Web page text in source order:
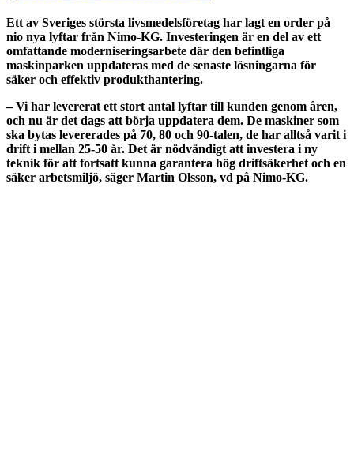
Ett av Sveriges största livsmedelsföretag har lagt en order på
nio nya lyftar från Nimo-KG. Investeringen är en del av ett
omfattande moderniseringsarbete där den befintliga
maskinparken uppdateras med de senaste lösningarna för
säker och effektiv produkthantering.
– Vi har levererat ett stort antal lyftar till kunden genom åren,
och nu är det dags att börja uppdatera dem. De maskiner som
ska bytas levererades på 70, 80 och 90-talen, de har alltså varit i
drift i mellan 25-50 år. Det är nödvändigt att investera i ny
teknik för att fortsatt kunna garantera hög driftsäkerhet och en
säker arbetsmiljö, säger Martin Olsson, vd på Nimo-KG.